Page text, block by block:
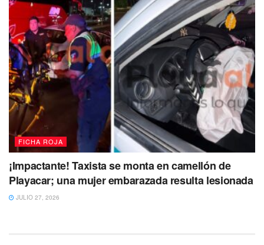
FICHA ROJA
¡Impactante! Taxista se monta en camellón de
Playacar; una mujer embarazada resulta lesionada
JULIO 27, 2026